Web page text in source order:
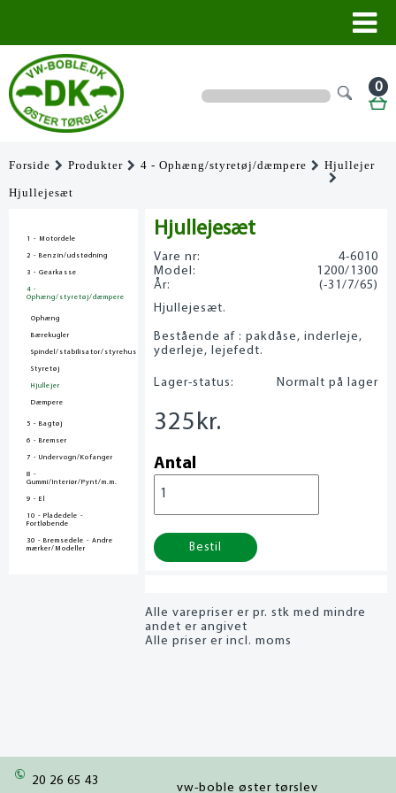
0
Forside Produkter 4 - Ophæng/styretøj/dæmpere Hjullejer
Hjullejesæt
1 - Motordele
2 - Benzin/udstødning
3 - Gearkasse
4 -
Ophæng/styretøj/dæmpere
Ophæng
Bærekugler
Spindel/stabilisator/styrehus
Styretøj
Hjullejer
Dæmpere
5 - Bagtøj
6 - Bremser
7 - Undervogn/Kofanger
8 -
Gummi/Interiør/Pynt/m.m.
9 - El
10 - Pladedele -
Fortløbende
30 - Bremsedele - Andre
mærker/Modeller
Hjullejesæt
Vare nr:
4-6010
Model:
1200/1300
År:
(-31/7/65)
Hjullejesæt.
Bestående af : pakdåse, inderleje,
yderleje, lejefedt.
Lager-status: Normalt på lager
325 kr.
Antal
Bestil
Alle varepriser er pr. stk med mindre
andet er angivet
Alle priser er incl. moms
20 26 65 43
vw-boble øster tørslev